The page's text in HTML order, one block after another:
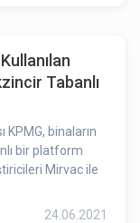
Tabanlı
binaların
bir platform
Mirvac ile
24.06.2021